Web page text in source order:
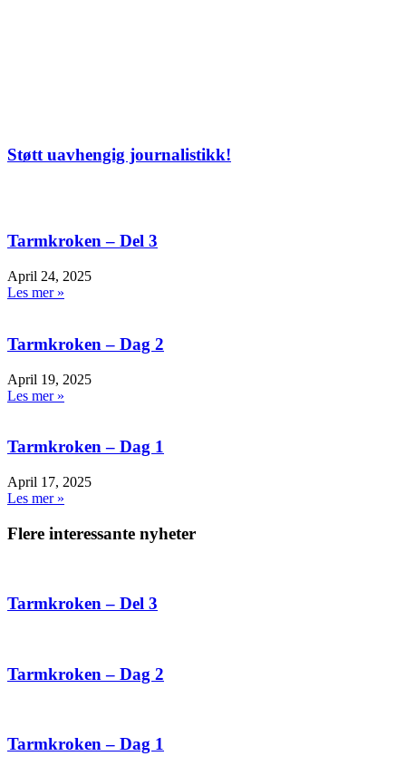
Støtt uavhengig journalistikk!
Tarmkroken – Del 3
April 24, 2025
Les mer »
Tarmkroken – Dag 2
April 19, 2025
Les mer »
Tarmkroken – Dag 1
April 17, 2025
Les mer »
Flere interessante nyheter
Tarmkroken – Del 3
Tarmkroken – Dag 2
Tarmkroken – Dag 1